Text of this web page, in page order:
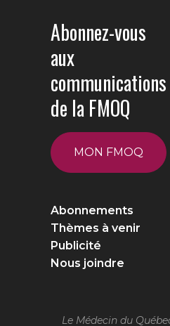
Abonnez-vous
aux
communications
de la FMOQ
MON FMOQ
Abonnements
Thèmes à venir
Publicité
Nous joindre
Le Médecin du